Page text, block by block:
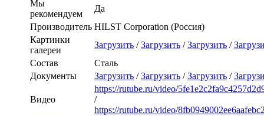
Мы
рекомендуем
Да
Производитель HILST Corporation (Россия)
Картинки
галереи
Загрузить /Загрузить /Загрузить /
Состав
Сталь
Документы
Загрузить /Загрузить /Загрузить /
Видео
https://rutube.ru/video/
/
https://rutube.ru/video/